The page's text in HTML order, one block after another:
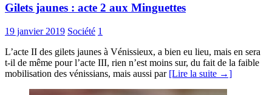
Gilets jaunes : acte 2 aux Minguettes
19 janvier 2019 Société 1
L’acte II des gilets jaunes à Vénissieux, a bien eu lieu, mais en sera
t-il de même pour l’acte III, rien n’est moins sur, du fait de la faible
mobilisation des vénissians, mais aussi par [Lire la suite →]